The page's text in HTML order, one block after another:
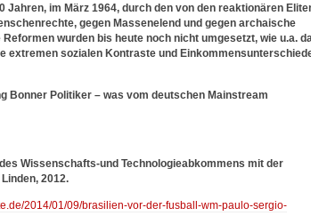
im März 1964, durch den von den reaktionären
gegen Massenelend und gegen archaische
wurden bis heute noch nicht umgesetzt, wie u.a.
extremen sozialen Kontraste und
Bonner Politiker – was vom deutschen Mainstream
Wissenschafts-und Technologieabkommens mit der
2012.
2014/01/09/brasilien-vor-der-fusball-wm-paulo-sergio-